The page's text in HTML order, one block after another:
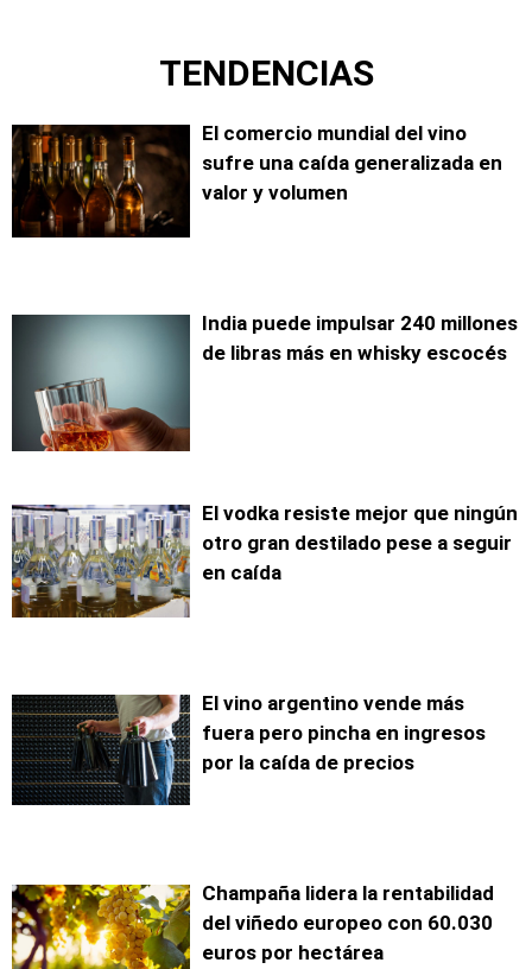
TENDENCIAS
El comercio mundial del vino
sufre una caída generalizada en
valor y volumen
India puede impulsar 240 millones
de libras más en whisky escocés
El vodka resiste mejor que ningún
otro gran destilado pese a seguir
en caída
El vino argentino vende más
fuera pero pincha en ingresos
por la caída de precios
Champaña lidera la rentabilidad
del viñedo europeo con 60.030
euros por hectárea